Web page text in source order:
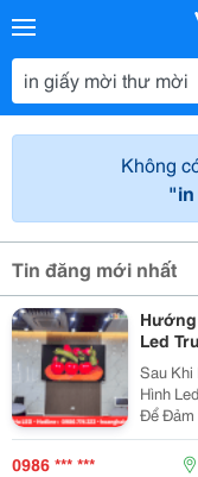
Không
Tin đăng mới nhất
Led
Sau Khi
Hình
Để Đảm
Cầu Kỹ Thuật. Một Số Hạng
Chất
0986 *** ***